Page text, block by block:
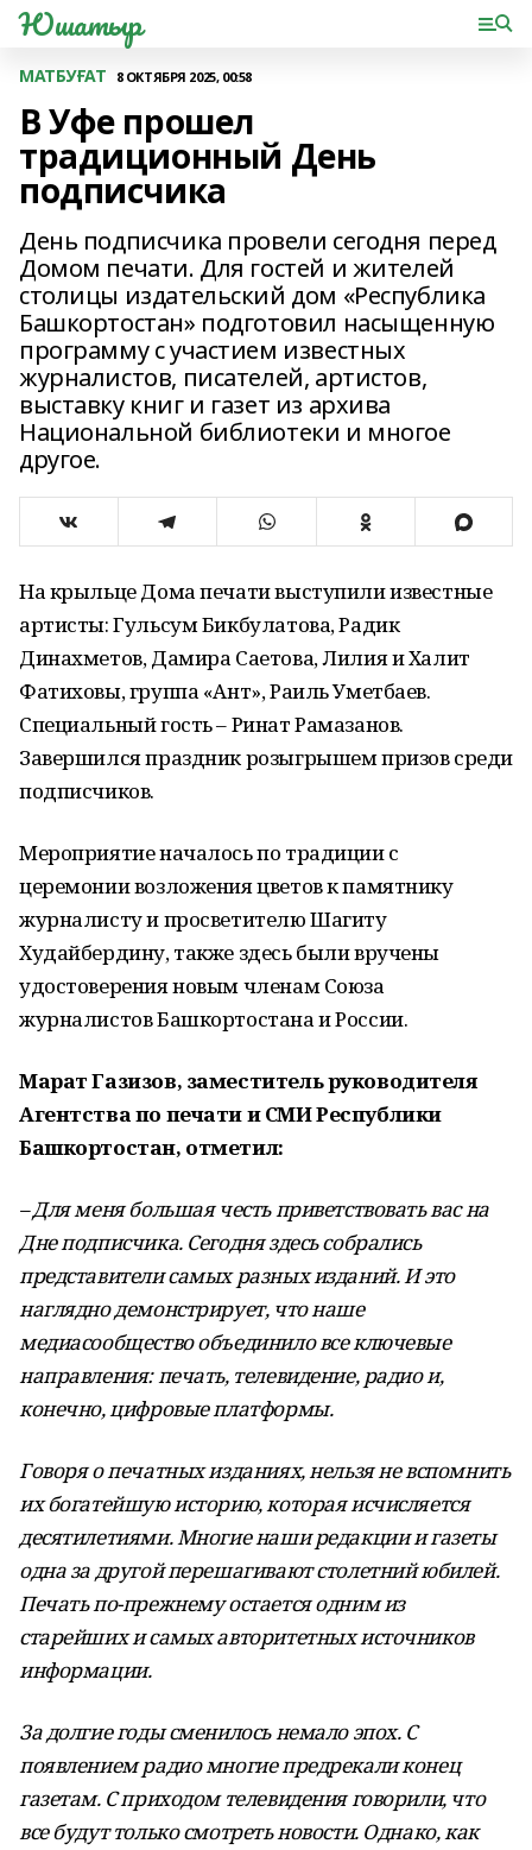
Юшатыр
МАТБУҒАТ 8 ОКТЯБРЯ 2025, 00:58
В Уфе прошел
традиционный День
подписчика
День подписчика провели сегодня перед
Домом печати. Для гостей и жителей
столицы издательский дом «Республика
Башкортостан» подготовил насыщенную
программу с участием известных
журналистов, писателей, артистов,
выставку книг и газет из архива
Национальной библиотеки и многое
другое.
На крыльце Дома печати выступили известные
артисты: Гульсум Бикбулатова, Радик
Динахметов, Дамира Саетова, Лилия и Халит
Фатиховы, группа «Ант», Раиль Уметбаев.
Специальный гость – Ринат Рамазанов.
Завершился праздник розыгрышем призов среди
подписчиков.
Мероприятие началось по традиции с
церемонии возложения цветов к памятнику
журналисту и просветителю Шагиту
Худайбердину, также здесь были вручены
удостоверения новым членам Союза
журналистов Башкортостана и России.
Марат Газизов, заместитель руководителя
Агентства по печати и СМИ Республики
Башкортостан, отметил:
– Для меня большая честь приветствовать вас на
Дне подписчика. Сегодня здесь собрались
представители самых разных изданий. И это
наглядно демонстрирует, что наше
медиасообщество объединило все ключевые
направления: печать, телевидение, радио и,
конечно, цифровые платформы.
Говоря о печатных изданиях, нельзя не вспомнить
их богатейшую историю, которая исчисляется
десятилетиями. Многие наши редакции и газеты
одна за другой перешагивают столетний юбилей.
Печать по-прежнему остается одним из
старейших и самых авторитетных источников
информации.
За долгие годы сменилось немало эпох. С
появлением радио многие предрекали конец
газетам. С приходом телевидения говорили, что
все будут только смотреть новости. Однако, как